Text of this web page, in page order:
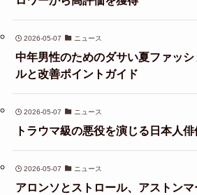
2026-05-07 ニュース
中年男性のためのダサい夏ファッ
ルと改善ポイントガイド
2026-05-07 ニュース
トラウマ級の悪役を演じる日本人
2026-05-07 ニュース
アロンソとストロール、アストン